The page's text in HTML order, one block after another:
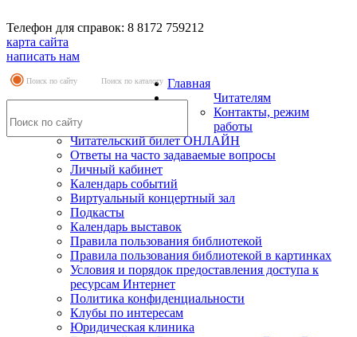
Телефон для справок: 8 8172 759212
карта сайта
написать нам
Поиск по сайту Поиск по каталогу Главная
Читателям
Контакты, режим
работы
Читательский билет ОНЛАЙН
Ответы на часто задаваемые вопросы
Личный кабинет
Календарь событий
Виртуальный концертный зал
Подкасты
Календарь выставок
Правила пользования библиотекой
Правила пользования библиотекой в картинках
Условия и порядок предоставления доступа к
ресурсам Интернет
Политика конфиденциальности
Клубы по интересам
Юридическая клиника